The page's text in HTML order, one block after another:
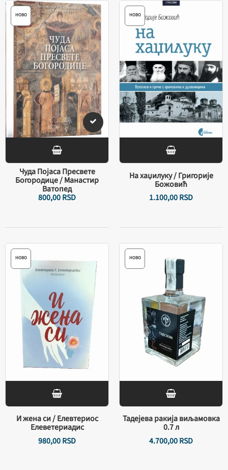
НОВО
Чуда Појаса Пресвете
Богородице / Манастир
Ватопед
800,00RSD
НОВО
На хаџилуку / Григорије
Божовић
1.100,00RSD
НОВО
И жена си / Елевтериос
Елеветериадис
980,00RSD
НОВО
Тадејева ракија виљамовка
0.7 л
4.700,00RSD